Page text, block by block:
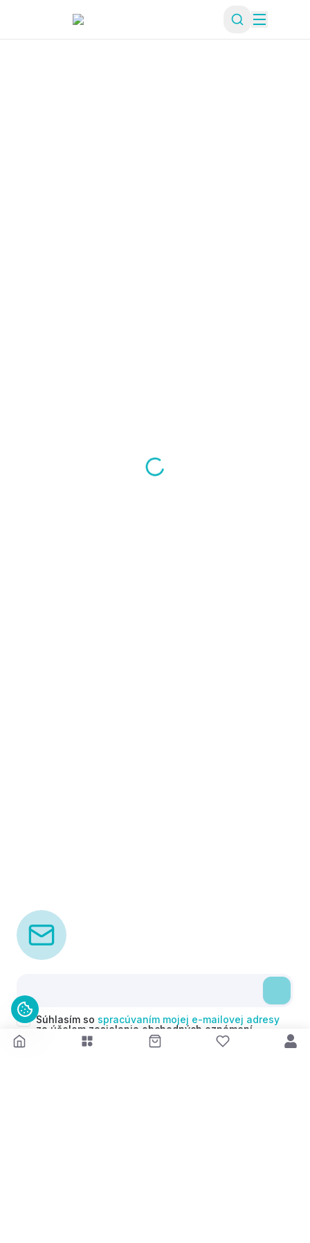
Súhlasím so spracúvaním mojej e-mailovej adresy
za účelom zasielania obchodných oznámení
(newsletterov) v súlade s čl. 6 ods. 1 písm. a)
Nariadenia GDPR. Svoj súhlas môžem kedykoľvek